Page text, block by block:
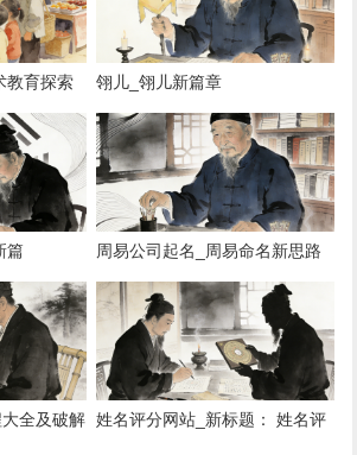
教育探索 翎儿_翎儿新篇章
篇 周易公司起名_周易命名新思路
全及破解 姓名评分网站_新标题： 姓名评